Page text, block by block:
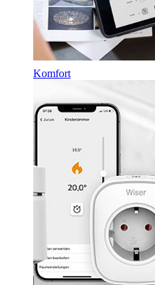
Komfort